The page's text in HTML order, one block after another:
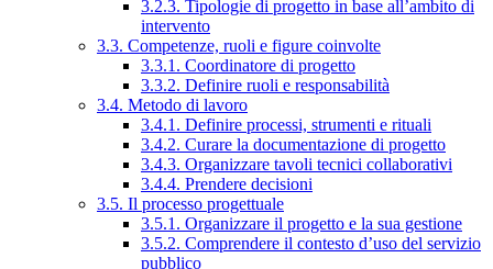
3.2.3. Tipologie di progetto in base all’ambito di
intervento
3.3. Competenze, ruoli e figure coinvolte
3.3.1. Coordinatore di progetto
3.3.2. Definire ruoli e responsabilità
3.4. Metodo di lavoro
3.4.1. Definire processi, strumenti e rituali
3.4.2. Curare la documentazione di progetto
3.4.3. Organizzare tavoli tecnici collaborativi
3.4.4. Prendere decisioni
3.5. Il processo progettuale
3.5.1. Organizzare il progetto e la sua gestione
3.5.2. Comprendere il contesto d’uso del servizio
pubblico